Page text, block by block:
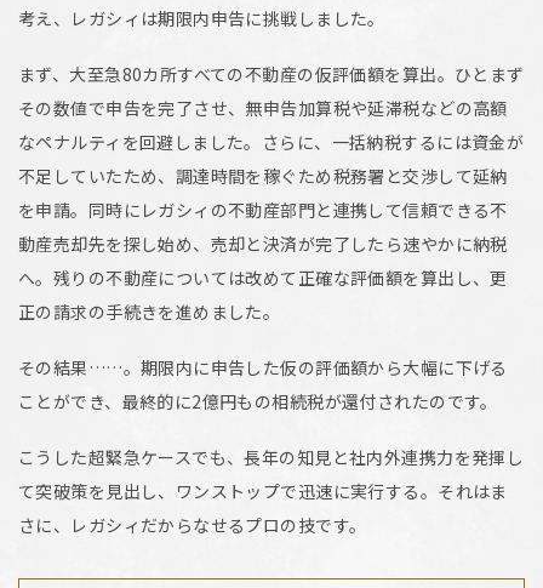
考え、レガシィは期限内申告に挑戦しました。
まず、大至急80カ所すべての不動産の仮評価額を算出。ひとまず
その数値で申告を完了させ、無申告加算税や延滞税などの高額
なペナルティを回避しました。さらに、一括納税するには資金が
不足していたため、調達時間を稼ぐため税務署と交渉して延納
を申請。同時にレガシィの不動産部門と連携して信頼できる不
動産売却先を探し始め、売却と決済が完了したら速やかに納税
へ。残りの不動産については改めて正確な評価額を算出し、更
正の請求の手続きを進めました。
その結果……。期限内に申告した仮の評価額から大幅に下げる
ことができ、最終的に2億円もの相続税が還付されたのです。
こうした超緊急ケースでも、長年の知見と社内外連携力を発揮し
て突破策を見出し、ワンストップで迅速に実行する。それはま
さに、レガシィだからなせるプロの技です。